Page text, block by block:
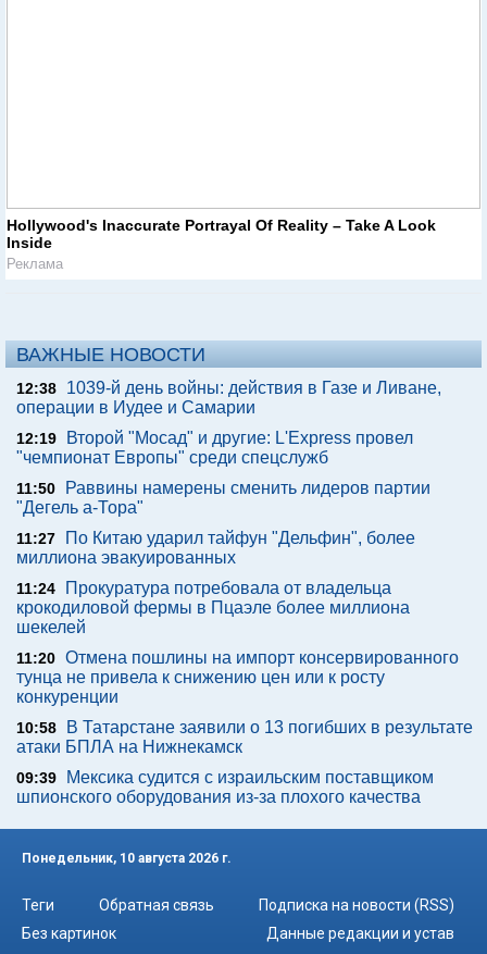
Hollywood's Inaccurate Portrayal Of Reality – Take A Look
Inside
Реклама
ВАЖНЫЕ НОВОСТИ
12:38
1039-й день войны: действия в Газе и Ливане,
операции в Иудее и Самарии
12:19
Второй "Мосад" и другие: L'Express провел
"чемпионат Европы" среди спецслужб
11:50
Раввины намерены сменить лидеров партии
"Дегель а-Тора"
11:27
По Китаю ударил тайфун "Дельфин", более
миллиона эвакуированных
11:24
Прокуратура потребовала от владельца
крокодиловой фермы в Пцаэле более миллиона
шекелей
11:20 Отмена пошлины на импорт консервированного
тунца не привела к снижению цен или к росту
конкуренции
10:58
В Татарстане заявили о 13 погибших в результате
атаки БПЛА на Нижнекамск
09:39
Мексика судится с израильским поставщиком
шпионского оборудования из-за плохого качества
Понедельник, 10 августа 2026 г.
Теги Обратная связь
Подписка на новости (RSS)
Без картинок
Данные редакции и устав